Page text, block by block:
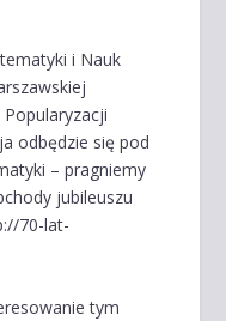
i Nauk
odbędzie się pod
– pragniemy
jubileuszu
70-lat-
tym